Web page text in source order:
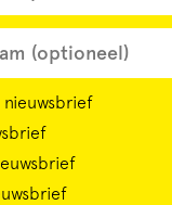
nieuwsbrief